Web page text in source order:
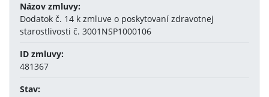
Názov zmluvy:
Dodatok č. 14 k zmluve o poskytovaní zdravotnej
starostlivosti č. 3001NSP1000106
ID zmluvy:
481367
Stav: